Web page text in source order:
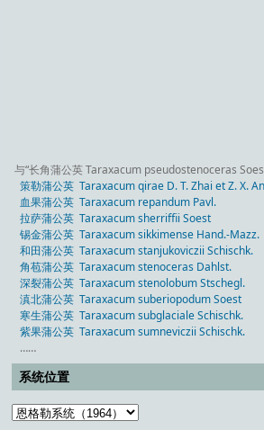
与“长角蒲公英 Taraxacum pseudostenoceras
策勒蒲公英 Taraxacum qirae D. T. Zhai et Z. X. An
血果蒲公英 Taraxacum repandum Pavl.
拉萨蒲公英 Taraxacum sherriffii Soest
锡金蒲公英 Taraxacum sikkimense Hand.-Mazz.
和田蒲公英 Taraxacum stanjukoviczii Schischk.
角苞蒲公英 Taraxacum stenoceras Dahlst.
深裂蒲公英 Taraxacum stenolobum Stschegl.
滇北蒲公英 Taraxacum suberiopodum Soest
寒生蒲公英 Taraxacum subglaciale Schischk.
紫果蒲公英 Taraxacum sumneviczii Schischk.
……
系统位置